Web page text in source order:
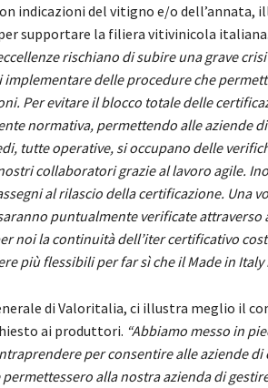
indicazioni del vitigno e/o dell’annata,
supportare la filiera vitivinicola italiana.
rischiano di subire una grave
delle procedure che
Per evitare il blocco totale delle
normativa, permettendo alle aziende
tutte operative, si occupano delle
collaboratori grazie al lavoro agile.
al rilascio della certificazione. Una
puntualmente verificate attraverso
noi la continuità dell’iter certificativo
più flessibili per far sì che il Made in Italy
di Valoritalia, ci illustra meglio il
ai produttori. “Abbiamo messo in
per consentire alle aziende di
alla nostra azienda di